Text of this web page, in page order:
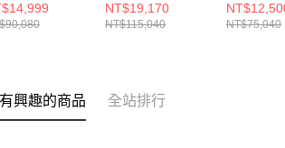
NT$19,170
NT$115,040 NT$75,040
興趣的商品 全站排行